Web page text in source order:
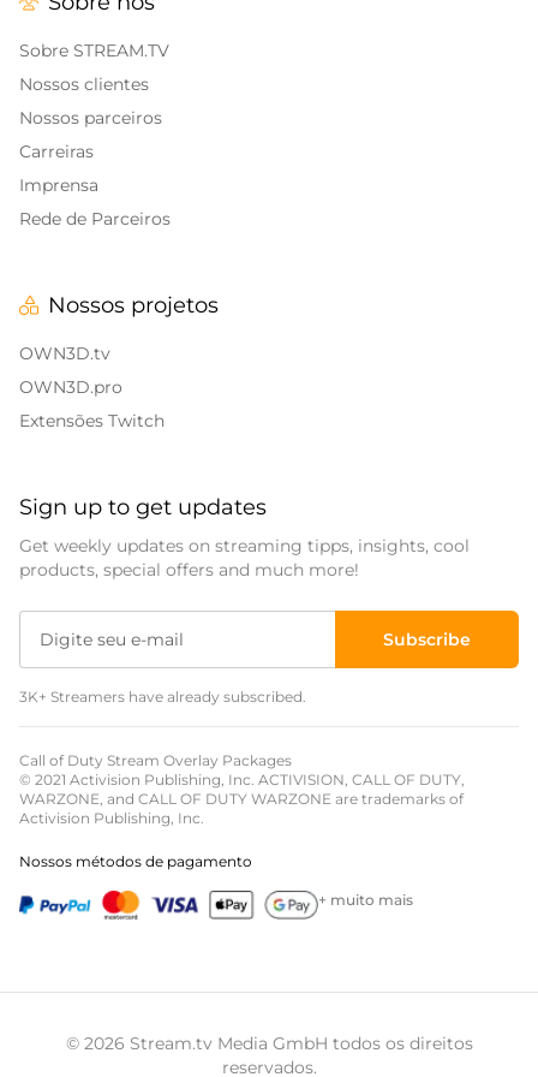
Sobreposições para IRL
Sobreposições para jogos
Sobreposições de Call of Duty
Sobreposições para Fortnite
CS:GO
Valorant
Sobreposições para eventos
Sobreposições de halloween
Sobreposições de inverno
Sobreposições de páscoa
Alert Sons
Banners de encerramento da transmissão
Banners de pausa da Twitch
Sobre STREAM.TV
Nossos clientes
Nossos parceiros
Carreiras
Imprensa
Rede de Parceiros
Nossos projetos
OWN3D.tv
OWN3D.pro
Extensões Twitch
Sign up to get updates
Get weekly updates on streaming tipps, insights, cool
products, special offers and much more!
Subscribe
3K+ Streamers have already subscribed.
Call of Duty Stream Overlay Packages
© 2021 Activision Publishing, Inc. ACTIVISION, CALL OF DUTY,
WARZONE, and CALL OF DUTY WARZONE are trademarks of
Activision Publishing, Inc.
Nossos métodos de pagamento
+ muito mais
© 2026 Stream.tv Media GmbH todos os direitos
reservados.